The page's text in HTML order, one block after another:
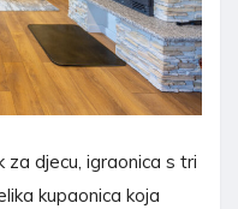
djecu, igraonica s tri
kupaonica koja